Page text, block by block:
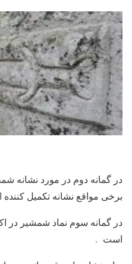
در گمانه دوم در مورد نشانه
برخی مواقع نشانه تکمیل
در گمانه سوم نماد شمشیر در
است .